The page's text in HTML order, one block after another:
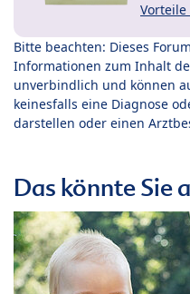
Vorteile
Bitte beachten: Dieses
Informationen zum Inhalt
unverbindlich und können
keinesfalls eine Diagnose
darstellen oder einen
Das könnte Sie